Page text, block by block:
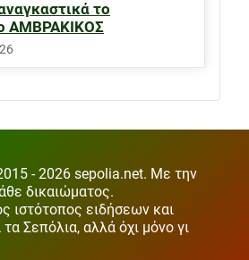
το
ΑΜΒΡΑΚΙΚΟΣ
- 2026 sepolia.net. Με την
δικαιώματος.
ιστότοπος ειδήσεων και
Σεπόλια, αλλά όχι μόνο γι